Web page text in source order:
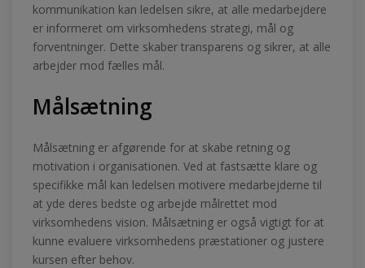
kommunikation kan ledelsen sikre, at alle medarbejdere
er informeret om virksomhedens strategi, mål og
forventninger. Dette skaber transparens og sikrer, at alle
arbejder mod fælles mål.
Målsætning
Målsætning er afgørende for at skabe retning og
motivation i organisationen. Ved at fastsætte klare og
specifikke mål kan ledelsen motivere medarbejderne til
at yde deres bedste og arbejde målrettet mod
virksomhedens vision. Målsætning er også vigtigt for at
kunne evaluere virksomhedens præstationer og justere
kursen efter behov.